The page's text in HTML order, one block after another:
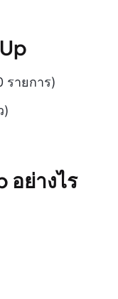
รายการ)
)
อย่างไร